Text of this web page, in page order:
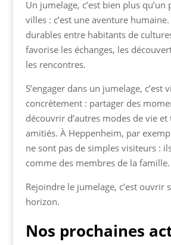
Un jumelage, c’est bien plus
villes : c’est une aventure
durables entre habitants de
favorise les échanges, les
les rencontres.
S’engager dans un jumelage, c’est
concrètement : partager des
découvrir d’autres modes de vie et
amitiés. À Heppenheim, par
ne sont pas de simples visiteurs :
comme des membres de la famille.
Rejoindre le jumelage, c’est ouvrir
horizon.
Nos prochaines